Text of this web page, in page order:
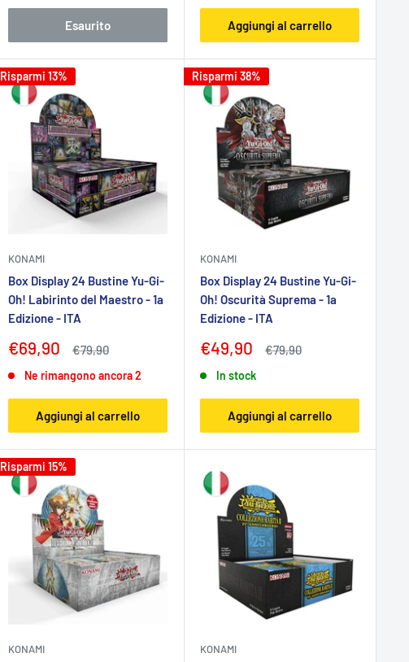
Esaurito Aggiungi al carrello
Risparmi 13%
KONAMI
Box Display 24 Bustine Yu-Gi-
Oh! Labirinto del Maestro - 1a
Edizione - ITA
Prezzo
€69,90 Prezzo
€79,90
Ne rimangono ancora 2
Aggiungi al carrello
Risparmi 38%
KONAMI
Box Display 24 Bustine Yu-Gi-
Oh! Oscurità Suprema - 1a
Edizione - ITA
Prezzo
€49,90 Prezzo
€79,90
In stock
Aggiungi al carrello
Risparmi 15%
KONAMI KONAMI